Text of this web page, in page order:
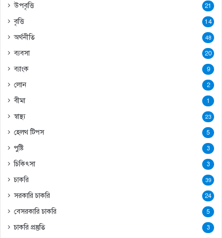
উপবৃত্তি 21
বৃত্তি 14
অর্থনীতি 48
ব্যবসা 20
ব্যাংক 9
লোন 2
বীমা 1
স্বাস্থ্য 23
হেলথ টিপস 5
পুষ্টি 3
চিকিৎসা 3
চাকরি 39
সরকারি চাকরি 24
বেসরকারি চাকরি 5
চাকরি প্রস্তুতি 3